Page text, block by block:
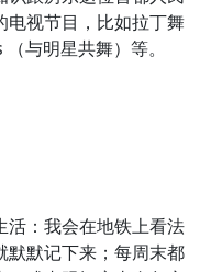
电视节目，比如拉丁舞
与明星共舞）等。
活：我会在地铁上看法
默默记下来；每周末都